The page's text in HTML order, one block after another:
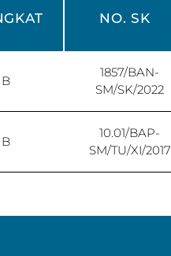
NO. SK
B
1857/BAN-
SM/SK/2022
B
10.01/BAP-
SM/TU/XI/2017